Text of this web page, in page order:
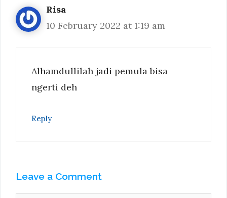
Risa
10 February 2022 at 1:19 am
Alhamdullilah jadi pemula bisa
ngerti deh
Reply
Leave a Comment